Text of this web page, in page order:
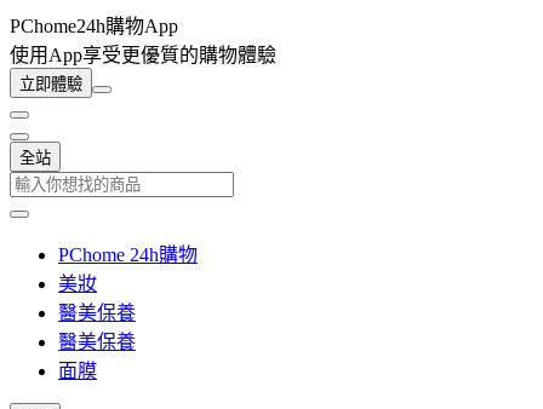
PChome24h購物App
使用App享受更優質的購物體驗
立即體驗
全站
PChome 24h購物
美妝
醫美保養
醫美保養
面膜